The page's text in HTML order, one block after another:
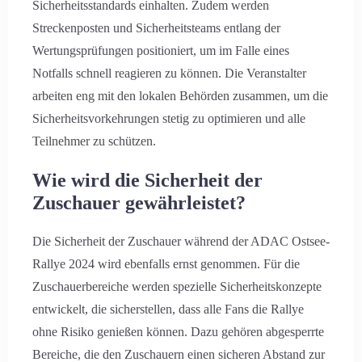
Sicherheitsstandards einhalten. Zudem werden
Streckenposten und Sicherheitsteams entlang der
Wertungsprüfungen positioniert, um im Falle eines
Notfalls schnell reagieren zu können. Die Veranstalter
arbeiten eng mit den lokalen Behörden zusammen, um die
Sicherheitsvorkehrungen stetig zu optimieren und alle
Teilnehmer zu schützen.
Wie wird die Sicherheit der
Zuschauer gewährleistet?
Die Sicherheit der Zuschauer während der ADAC Ostsee-
Rallye 2024 wird ebenfalls ernst genommen. Für die
Zuschauerbereiche werden spezielle Sicherheitskonzepte
entwickelt, die sicherstellen, dass alle Fans die Rallye
ohne Risiko genießen können. Dazu gehören abgesperrte
Bereiche, die den Zuschauern einen sicheren Abstand zur
Abreise
Erwachsene Kinder